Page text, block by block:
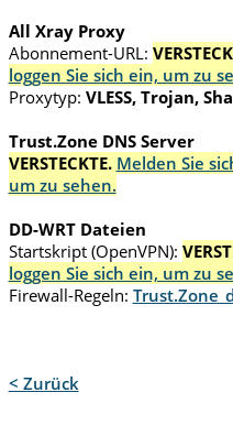
All Xray Proxy
Abonnement-URL:
loggen Sie sich ein, um zu
Proxytyp: VLESS, Trojan,
Trust.Zone DNS Server
VERSTECKTE. Melden Sie
um zu sehen.
DD-WRT Dateien
Startskript (OpenVPN):
loggen Sie sich ein, um zu
Firewall-Regeln:
< Zurück